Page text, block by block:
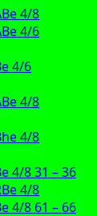
4/8
4/6
4/6
4/8
4/8
4/8 31 – 36
4/8
4/8 61 – 66